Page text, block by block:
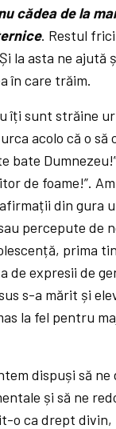
cădea de la
. Restul
la asta ne ajută
în care trăim.
îți sunt străine
acolo că o să
bate
de foame!”.
din gura
percepute de
prima
de expresii de
s-a mărit și
la fel pentru
dispuși să ne
și să ne
o ca drept divin,